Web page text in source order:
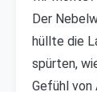
Der
hüllte die
spürten,
Gefühl von